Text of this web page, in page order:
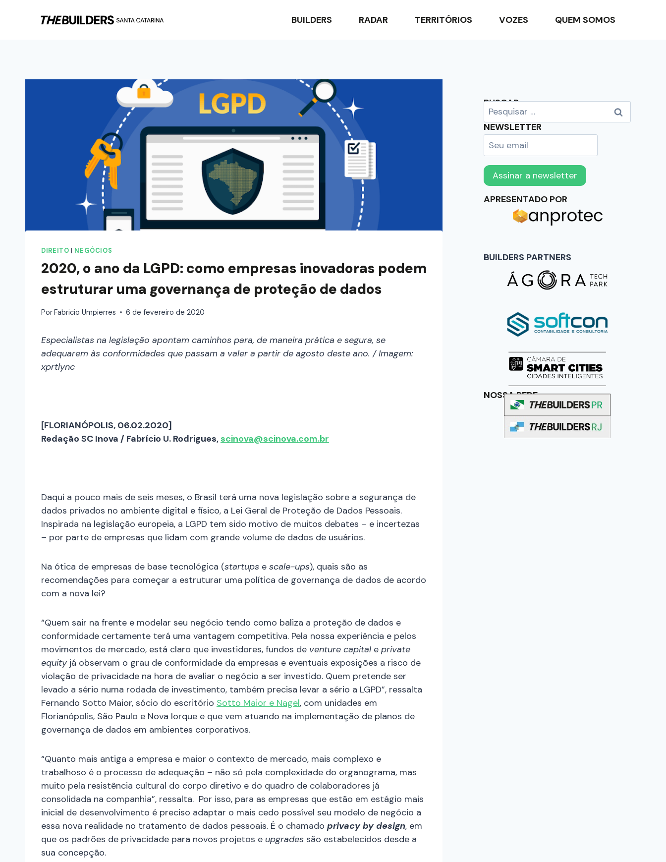
BUILDERS RADAR TERRITÓRIOS VOZES QUEM SOMOS
DIREITO NEGÓCIOS
2020, o ano da LGPD: como empresas inovadoras podem
estruturar uma governança de proteção de dados
PorFabricio Umpierres 6 de fevereiro de 2020
Especialistas na legislação apontam caminhos para, de maneira prática e segura, se
adequarem às conformidades que passam a valer a partir de agosto deste ano. / Imagem:
xprtlync
[FLORIANÓPOLIS, 06.02.2020]
Redação SC Inova / Fabrício U. Rodrigues, scinova@scinova.com.br
Daqui a pouco mais de seis meses, o Brasil terá uma nova legislação sobre a segurança de
dados privados no ambiente digital e físico, a Lei Geral de Proteção de Dados Pessoais.
Inspirada na legislação europeia, a LGPD tem sido motivo de muitos debates – e incertezas
– por parte de empresas que lidam com grande volume de dados de usuários.
Na ótica de empresas de base tecnológica (startups e scale-ups), quais são as
recomendações para começar a estruturar uma política de governança de dados de acordo
com a nova lei?
“Quem sair na frente e modelar seu negócio tendo como baliza a proteção de dados e
conformidade certamente terá uma vantagem competitiva. Pela nossa experiência e pelos
movimentos de mercado, está claro que investidores, fundos de venture capitale private
equityjá observam o grau de conformidade da empresas e eventuais exposições a risco de
violação de privacidade na hora de avaliar o negócio a ser investido. Quem pretende ser
levado a sério numa rodada de investimento, também precisa levar a sério a LGPD”, ressalta
Fernando Sotto Maior, sócio do escritório Sotto Maior e Nagel, com unidades em
Florianópolis, São Paulo e Nova Iorque e que vem atuando na implementação de planos de
governança de dados em ambientes corporativos.
“Quanto mais antiga a empresa e maior o contexto de mercado, mais complexo e
trabalhoso é o processo de adequação – não só pela complexidade do organograma, mas
muito pela resistência cultural do corpo diretivo e do quadro de colaboradores já
consolidada na companhia”, ressalta. Por isso, para as empresas que estão em estágio mais
inicial de desenvolvimento é preciso adaptar o mais cedo possível seu modelo de negócio a
essa nova realidade no tratamento de dados pessoais. É o chamado privacy by design, em
que os padrões de privacidade para novos projetos e upgrades são estabelecidos desde a
sua concepção.
BUSCAR
NEWSLETTER
APRESENTADO POR
BUILDERS PARTNERS
NOSSA REDE